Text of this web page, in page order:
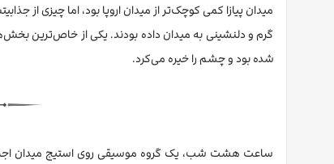
میدان پیازا کمی کوچک‌تر از میدان اروپا بود، اما چیزی
گرم و دلنشینی به میدان داده بودند. یکی از خاص‌ترین
شده بود و چشم را خیره می‌کرد.
ساعت هشت شب، یک گروه موسیقی روی استیج میدان اجرا